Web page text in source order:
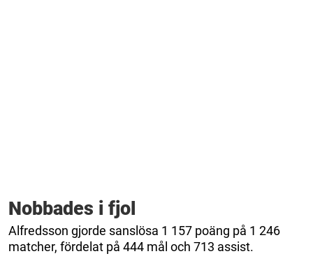
Nobbades i fjol
Alfredsson gjorde sanslösa 1 157 poäng på 1 246
matcher, fördelat på 444 mål och 713 assist.